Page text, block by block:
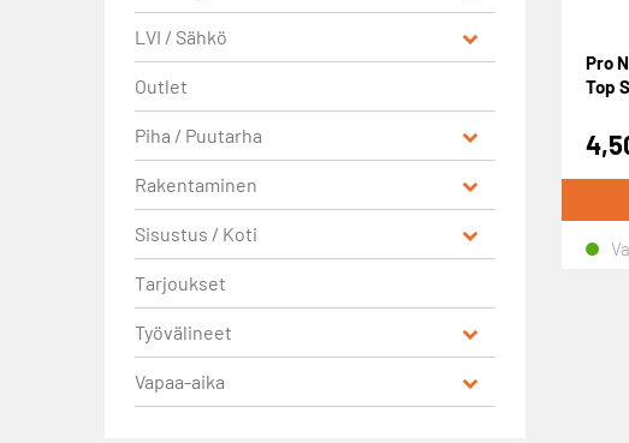
LVI / Sähkö
Outlet
Piha / Puutarha
Rakentaminen
Sisustus / Koti
Tarjoukset
Työvälineet
Vapaa-aika
Pro
Top